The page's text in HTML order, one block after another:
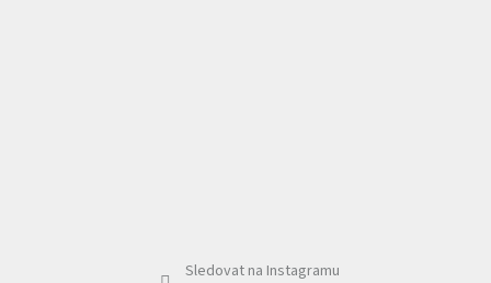
Sledovat na Instagramu